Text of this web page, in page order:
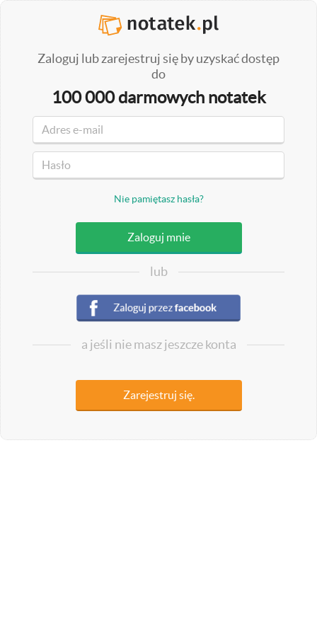
Zaloguj lub zarejestruj się by uzyskać dostęp
do
100 000 darmowych notatek
Nie pamiętasz hasła?
lub
a jeśli nie masz jeszcze konta
Zarejestruj się.